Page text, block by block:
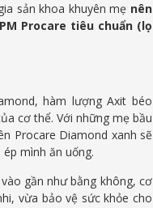
sản khoa khuyên mẹ nên
Procare tiêu chuẩn (lọ
hàm lượng Axit béo
cơ thể. Với những mẹ bầu
Procare Diamond xanh sẽ
mình ăn uống.
gần như bằng không, cơ
vừa bảo vệ sức khỏe cho